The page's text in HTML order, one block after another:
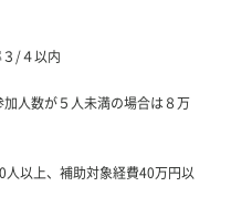
/４以内
人数が５人未満の場合は８万
以上、補助対象経費40万円以